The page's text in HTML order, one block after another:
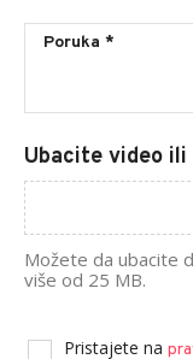
Ubacite video
Možete da ubacite
više od 25 MB.
Pristajete na